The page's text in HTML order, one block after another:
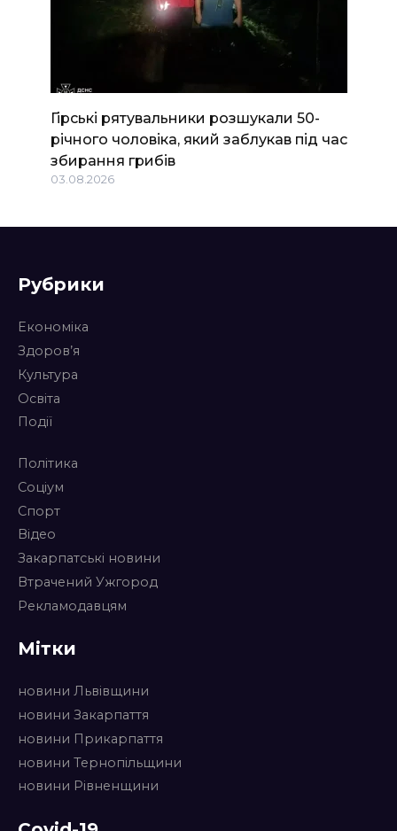
Гірські рятувальники розшукали 50-
річного чоловіка, який заблукав під час
збирання грибів
03.08.2026
Рубрики
Економіка
Здоров’я
Культура
Освіта
Події
Політика
Соціум
Спорт
Відео
Закарпатські новини
Втрачений Ужгород
Рекламодавцям
Мітки
новини Львівщини
новини Закарпаття
новини Прикарпаття
новини Тернопільщини
новини Рівненщини